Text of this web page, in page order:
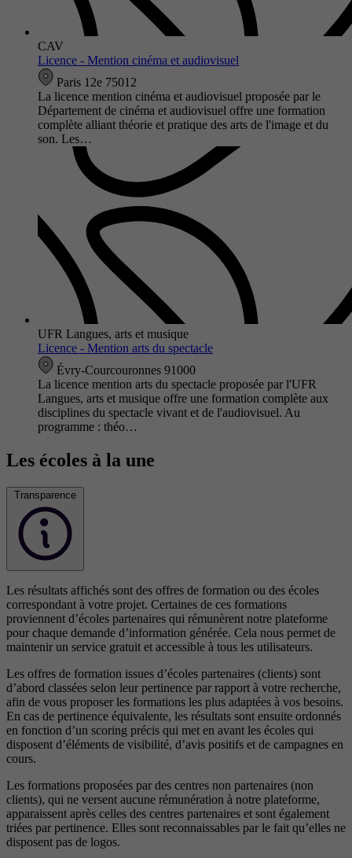
CAV
Licence - Mention cinéma et audiovisuel
Paris 12e 75012
La licence mention cinéma et audiovisuel proposée par le
Département de cinéma et audiovisuel offre une formation
complète alliant théorie et pratique des arts de l'image et du
son. Les…
UFR Langues, arts et musique
Licence - Mention arts du spectacle
Évry-Courcouronnes 91000
La licence mention arts du spectacle proposée par l'UFR
Langues, arts et musique offre une formation complète aux
disciplines du spectacle vivant et de l'audiovisuel. Au
programme : théo…
Les écoles à la une
Transparence
Les résultats affichés sont des offres de formation ou des écoles
correspondant à votre projet. Certaines de ces formations
proviennent d’écoles partenaires qui rémunèrent notre plateforme
pour chaque demande d’information générée. Cela nous permet de
maintenir un service gratuit et accessible à tous les utilisateurs.
Les offres de formation issues d’écoles partenaires (clients) sont
d’abord classées selon leur pertinence par rapport à votre recherche,
afin de vous proposer les formations les plus adaptées à vos besoins.
En cas de pertinence équivalente, les résultats sont ensuite ordonnés
en fonction d’un scoring précis qui met en avant les écoles qui
disposent d’éléments de visibilité, d’avis positifs et de campagnes en
cours.
Les formations proposées par des centres non partenaires (non
clients), qui ne versent aucune rémunération à notre plateforme,
apparaissent après celles des centres partenaires et sont également
triées par pertinence. Elles sont reconnaissables par le fait qu’elles ne
disposent pas de logos.